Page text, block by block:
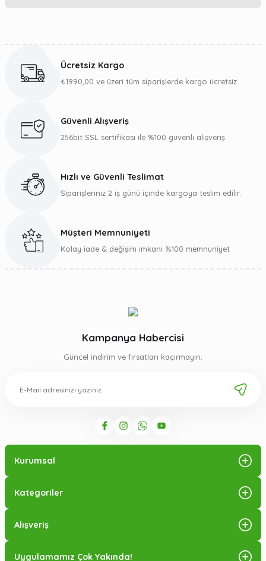
Görüş ve önerileriniz için teşekkür ederiz.
Ürün bilgilerinde hatalar bulunuyor.
Gönder
Ücretsiz Kargo
₺1990,00 ve üzeri tüm siparişlerde kargo ücretsiz
Güvenli Alışveriş
256bit SSL sertifikası ile %100 güvenli alışveriş
Hızlı ve Güvenli Teslimat
Siparişleriniz 2 iş günü içinde kargoya teslim edilir.
Müşteri Memnuniyeti
Kolay iade & değişim imkanı %100 memnuniyet
Kampanya Habercisi
Güncel indirim ve fırsatları kaçırmayın.
Kurumsal
Kategoriler
Alışveriş
Uygulamamız Çok Yakında!